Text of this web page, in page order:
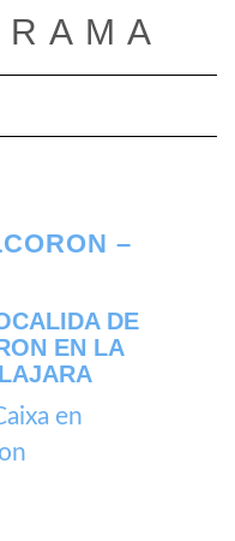
modo de navegación
–
DE
EN LA
en